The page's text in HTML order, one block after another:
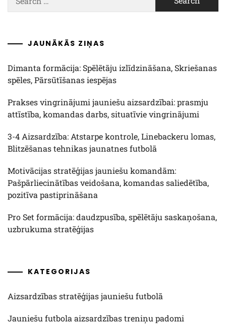
for:
JAUNĀKĀS ZIŅAS
Dimanta formācija: Spēlētāju izlīdzināšana, Skriešanas
spēles, Pārsūtīšanas iespējas
Prakses vingrinājumi jauniešu aizsardzībai: prasmju
attīstība, komandas darbs, situatīvie vingrinājumi
3-4 Aizsardzība: Atstarpe kontrole, Linebackeru lomas,
Blitzēšanas tehnikas jaunatnes futbolā
Motivācijas stratēģijas jauniešu komandām:
Pašpārliecinātības veidošana, komandas saliedētība,
pozitīva pastiprināšana
Pro Set formācija: daudzpusība, spēlētāju saskaņošana,
uzbrukuma stratēģijas
KATEGORIJAS
Aizsardzības stratēģijas jauniešu futbolā
Jauniešu futbola aizsardzības treniņu padomi